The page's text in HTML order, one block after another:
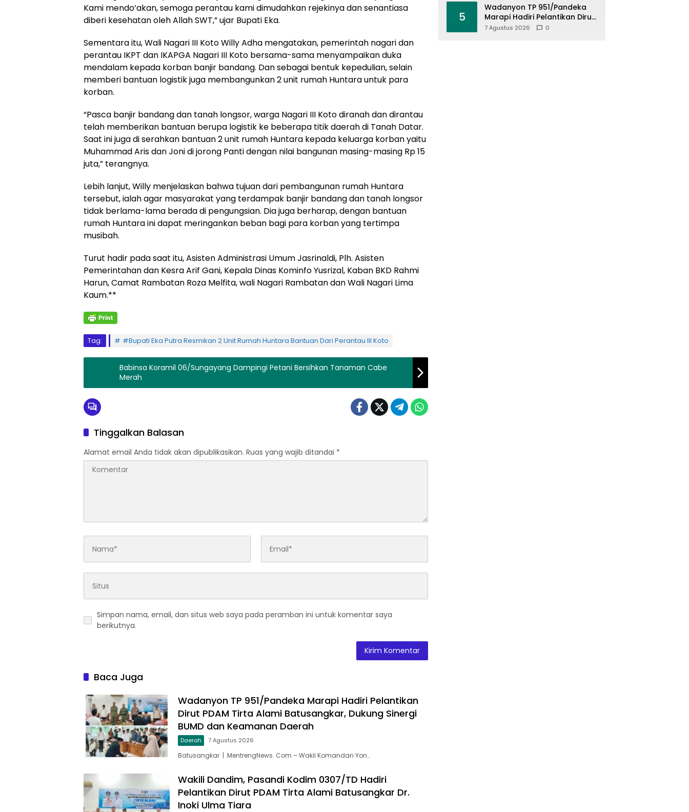
Kami mendo’akan, semoga perantau kami dimudahkan rejekinya dan senantiasa
diberi kesehatan oleh Allah SWT,” ujar Bupati Eka.
Sementara itu, Wali Nagari III Koto Willy Adha mengatakan, pemerintah nagari dan
perantau IKPT dan IKAPGA Nagari III Koto bersama-sama menyampaikan duka
mendalam kepada korban banjir bandang. Dan sebagai bentuk kepedulian, selain
memberi bantuan logistik juga membangunkan 2 unit rumah Huntara untuk para
korban.
“Pasca banjir bandang dan tanah longsor, warga Nagari III Koto diranah dan dirantau
telah memberikan bantuan berupa logistik ke beberapa titik daerah di Tanah Datar.
Saat ini juga di serahkan bantuan 2 unit rumah Huntara kepada keluarga korban yaitu
Muhammad Aris dan Joni di jorong Panti dengan nilai bangunan masing-masing Rp 15
juta,” terangnya.
Lebih lanjut, Willy menjelaskan bahwa tujuan dari pembangunan rumah Huntara
tersebut, ialah agar masyarakat yang terdampak banjir bandang dan tanah longsor
tidak berlama-lama berada di pengungsian. Dia juga berharap, dengan bantuan
rumah Huntara ini dapat meringankan beban bagi para korban yang tertimpa
musibah.
Turut hadir pada saat itu, Asisten Administrasi Umum Jasrinaldi, Plh. Asisten
Pemerintahan dan Kesra Arif Gani, Kepala Dinas Kominfo Yusrizal, Kaban BKD Rahmi
Harun, Camat Rambatan Roza Melfita, wali Nagari Rambatan dan Wali Nagari Lima
Kaum.**
Tag: #Bupati Eka Putra Resmikan 2 Unit Rumah Huntara Bantuan Dari Perantau III Koto
Babinsa Koramil 06/Sungayang Dampingi Petani Bersihkan Tanaman Cabe
Merah
Tinggalkan Balasan
Alamat email Anda tidak akan dipublikasikan. Ruas yang wajib ditandai *
Simpan nama, email, dan situs web saya pada peramban ini untuk komentar saya
berikutnya.
Baca Juga
Wadanyon TP 951/Pandeka Marapi Hadiri Pelantikan
Dirut PDAM Tirta Alami Batusangkar, Dukung Sinergi
BUMD dan Keamanan Daerah
Daerah 7 Agustus 2026
Batusangkar | MentrengNews. Com – Wakil Komandan Yon…
Wakili Dandim, Pasandi Kodim 0307/TD Hadiri
Pelantikan Dirut PDAM Tirta Alami Batusangkar Dr.
Inoki Ulma Tiara
5
Wadanyon TP 951/Pandeka
Marapi Hadiri Pelantikan Dirut
PDAM Tirta Alami
7 Agustus 2026 0